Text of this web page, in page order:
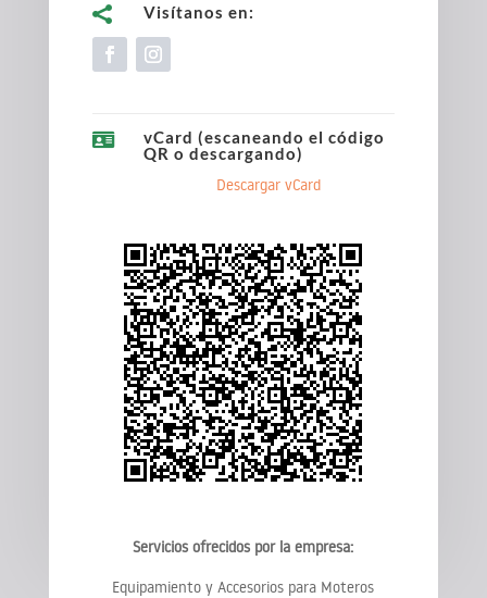

Visítanos en:

vCard (escaneando el código
QR o descargando)
Descargar vCard
Servicios ofrecidos por la empresa:
Equipamiento y Accesorios para Moteros